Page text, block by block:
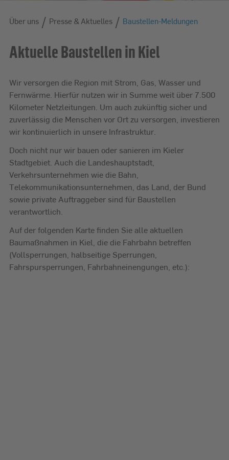
Über uns
Über uns / Presse & Aktuelles / Baustellen-Meldungen
Aktuelle Baustellen in Kiel
Wir versorgen die Region mit Strom, Gas, Wasser und
Fernwärme. Hierfür nutzen wir in Summe weit über 7.500
Kilometer Netzleitungen. Um auch zukünftig sicher und
zuverlässig die Menschen vor Ort zu versorgen, investieren
wir kontinuierlich in unsere Infrastruktur.
Doch nicht nur wir bauen oder sanieren im Kieler
Stadtgebiet. Auch die Landeshauptstadt,
Verkehrsunternehmen wie die Bahn,
Telekommunikationsunternehmen, das Land, der Bund
sowie private Auftraggeber sind für Baustellen
verantwortlich.
Auf der folgenden Karte finden Sie alle aktuellen
Baumaßnahmen in Kiel, die die Fahrbahn betreffen
(Vollsperrungen, halbseitige Sperrungen,
Fahrspursperrungen, Fahrbahneinengungen, etc.):